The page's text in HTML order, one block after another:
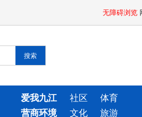
无障碍浏览
爱我九江 社区 体育
营商环境 文化 旅游